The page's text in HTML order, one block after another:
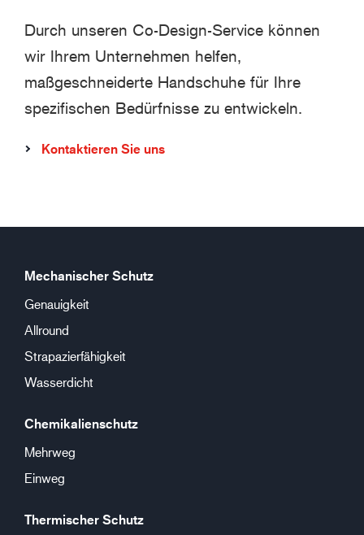
Durch unseren Co-Design-Service können
wir Ihrem Unternehmen helfen,
maßgeschneiderte Handschuhe für Ihre
spezifischen Bedürfnisse zu entwickeln.
Kontaktieren Sie uns
Mechanischer Schutz
Genauigkeit
Allround
Strapazierfähigkeit
Wasserdicht
Chemikalienschutz
Mehrweg
Einweg
Thermischer Schutz